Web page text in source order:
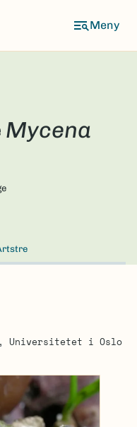
Mycena
Universitetet i Oslo